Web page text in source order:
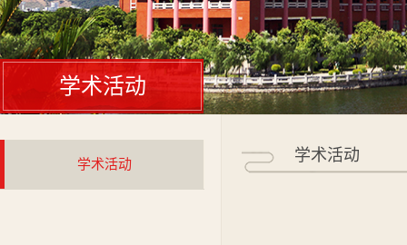
学术活动
学术活动 学术活动